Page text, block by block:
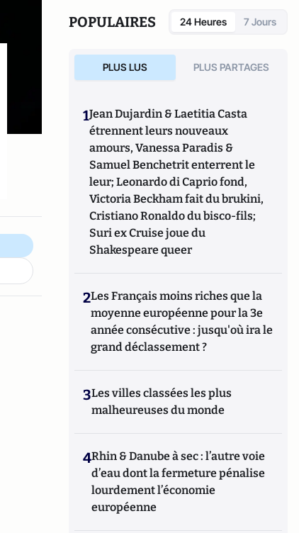
POPULAIRES 24 Heures 7 Jours
PLUS LUS PLUS PARTAGES
1Jean Dujardin & Laetitia Casta
étrennent leurs nouveaux
amours, Vanessa Paradis &
Samuel Benchetrit enterrent le
leur; Leonardo di Caprio fond,
Victoria Beckham fait du brukini,
Cristiano Ronaldo du bisco-fils;
Suri ex Cruise joue du
Shakespeare queer
2Les Français moins riches que la
moyenne européenne pour la 3e
année consécutive : jusqu'où ira le
grand déclassement ?
3Les villes classées les plus
malheureuses du monde
4Rhin & Danube à sec : l’autre voie
d’eau dont la fermeture pénalise
lourdement l’économie
européenne